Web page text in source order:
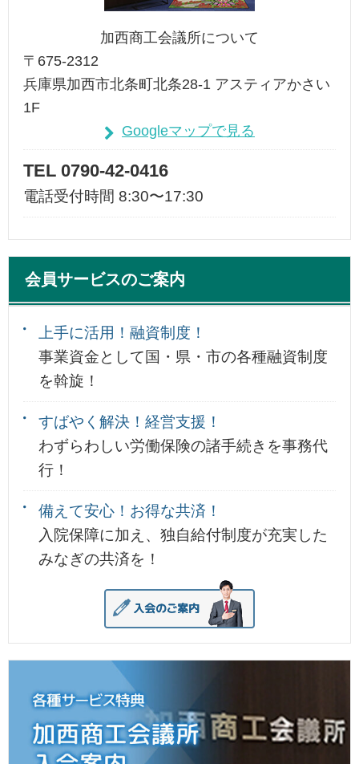
加西商工会議所について
〒675-2312
兵庫県加西市北条町北条28-1 アスティアかさい
1F
Googleマップで見る
TEL 0790-42-0416
電話受付時間 8:30〜17:30
会員サービスのご案内
上手に活用！融資制度！
事業資金として国・県・市の各種融資制度
を斡旋！
すばやく解決！経営支援！
わずらわしい労働保険の諸手続きを事務代
行！
備えて安心！お得な共済！
入院保障に加え、独自給付制度が充実した
みなぎの共済を！